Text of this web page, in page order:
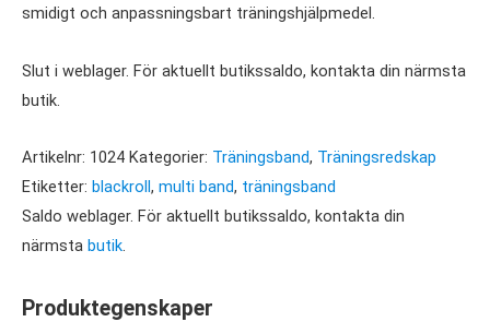
smidigt och anpassningsbart träningshjälpmedel.
Slut i weblager. För aktuellt butikssaldo, kontakta din närmsta
butik.
Artikelnr: 1024 Kategorier: Träningsband, Träningsredskap
Etiketter: blackroll, multi band, träningsband
Saldo weblager. För aktuellt butikssaldo, kontakta din
närmsta butik.
Produktegenskaper